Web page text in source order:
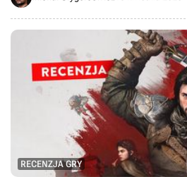
RECENZJA GRY